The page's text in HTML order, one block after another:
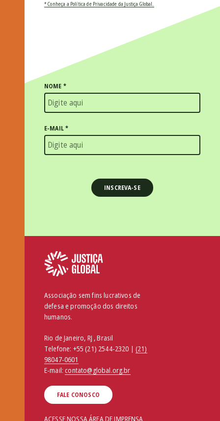
* Conheça a Política de Privacidade da Justiça Global.
NOME *
E-MAIL*
Associação sem fins lucrativos de
defesa e promoção dos direitos
humanos.
Rio de Janeiro, RJ , Brasil
Telefone: +55 (21) 2544-2320 | (21)
98047-0601
E-mail:contato@global.org.br
FALE CONOSCO
ACESSE NOSSA ÁREA DE IMPRENSA